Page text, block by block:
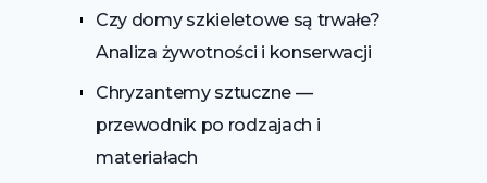
Czy domy szkieletowe są trwałe?
Analiza żywotności i konserwacji
Chryzantemy sztuczne —
przewodnik po rodzajach i
materiałach